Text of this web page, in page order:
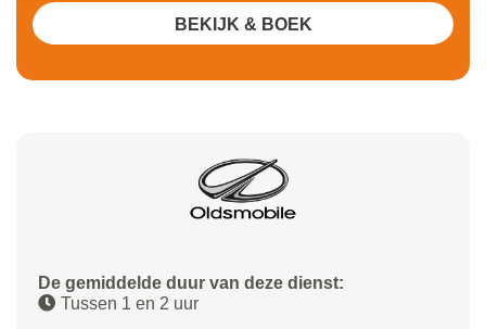
De gemiddelde duur van deze dienst:
Tussen 1 en 2 uur
BEKIJK & BOEK